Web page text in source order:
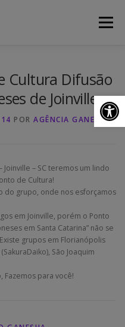
Menu
Cultura Difusão
de Joinville
POR AGÊNCIA GANESHA
– SC teremos um lindo
de Cultura!
do grupo, onde nos esforçamos
em Joinville, porém o Ponto
em Santa Catarina” não se
grupos em Florianópolis
São Joaquim
Fazemos para você!